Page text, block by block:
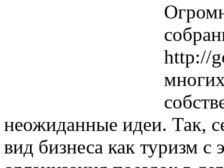
http://
неожиданные идеи. Так,
вид бизнеса как туризм